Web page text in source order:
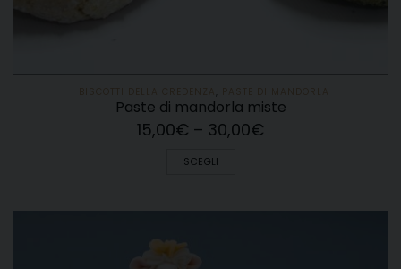
Paste di mandorla miste
15,00€ – 30,00€
SCEGLI